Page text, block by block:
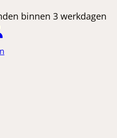
3 werkdagen